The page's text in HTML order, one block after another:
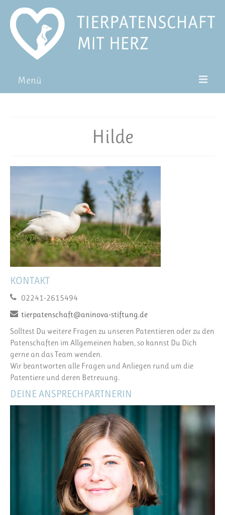
Menü
Hilde
KONTAKT
02241-2615494
tierpatenschaft@aninova-stiftung.de
Solltest Du weitere Fragen zu unseren Patentieren oder zu den
Patenschaften im Allgemeinen haben, so kannst Du Dich
gerne an das Team wenden.
Wir beantworten alle Fragen und Anliegen rund um die
Patentiere und deren Betreuung.
DEINE ANSPRECHPARTNERIN